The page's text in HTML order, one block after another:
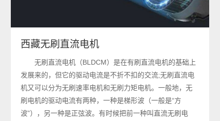
西藏无刷直流电机
无刷直流电机（BLDCM）是在有刷直流电机的基础上
发展来的，但它的驱动电流是不折不扣的交流;无刷直流电
机又可以分为无刷速率电机和无刷力矩电机。一般地，无
刷电机的驱动电流有两种，一种是梯形波（一般是“方
波”），另一种是正弦波。有时候把前一种叫直流无刷电